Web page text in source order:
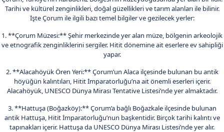
Tarihi ve kültürel zenginlikleri, doğal güzellikleri ve tarım alanları ile bilinir.
İşte Çorum ile ilgili bazı temel bilgiler ve gezilecek yerler:
1. **Çorum Müzesi:** Şehir merkezinde yer alan müze, bölgenin arkeolojik
ve etnografik zenginliklerini sergiler. Hitit dönemine ait eserlere ev sahipliği
yapar.
2. **Alacahöyük Ören Yeri:** Çorum’un Alaca ilçesinde bulunan bu antik
höyüğün kalıntıları, Hitit İmparatorluğu’na ait önemli eserleri içerir.
Alacahöyük, UNESCO Dünya Mirası Tentative Listesi’nde yer almaktadır.
3. **Hattuşa (Boğazköy):** Çorum’a bağlı Boğazkale ilçesinde bulunan
antik Hattuşa, Hitit İmparatorluğu’nun başkentidir. Birçok tarihi kalıntı ve
tapınakları içerir. Hattuşa da UNESCO Dünya Mirası Listesi’nde yer alır.